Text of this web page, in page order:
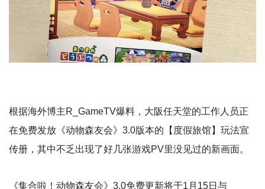
根据海外博主R_GameTV爆料，大阪任天堂的工作人员正
在免费发放《动物森友会》3.0版本的【度假旅馆】玩法宣
传册，其中不乏出现了好几张游戏PV里没见过的新画面。
《集合啦！动物森友会》3.0免费更新将于1月15日与